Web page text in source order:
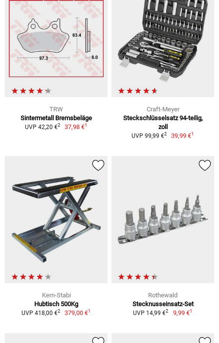
TRW
Sintermetall Bremsbeläge
UVP 42,20 €2 37,98 €1
Craft-Meyer
Steckschlüsselsatz 94-teilig,
zoll
UVP 99,99 €2 39,99 €1
Kern-Stabi
Hubtisch 500Kg
UVP 418,00 €2 379,00 €1
Rothewald
Stecknusseinsatz-Set
UVP 14,99 €2 9,99 €1